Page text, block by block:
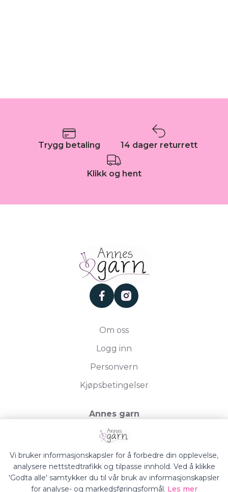
Trygg betaling 14 dager returrett
Klikk og hent
facebookinstagram
Om oss
Logg inn
Personvern
Kjøpsbetingelser
Annes garn
Storgata 19, 2750 Gran
Org.nr. 994050613
Vi bruker informasjonskapsler for å forbedre din opplevelse,
analysere nettstedtrafikk og tilpasse innhold. Ved å klikke
'Godta alle' samtykker du til vår bruk av informasjonskapsler
for analyse- og markedsføringsformål. Les mer